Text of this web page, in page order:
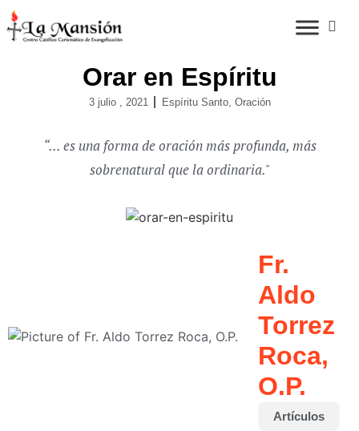
Orar en Espíritu
3 julio , 2021 Espíritu Santo, Oración
“... es una forma de oración más profunda, más
sobrenatural que la ordinaria."
Fr.
Aldo
Torrez
Roca,
O.P.
Artículos